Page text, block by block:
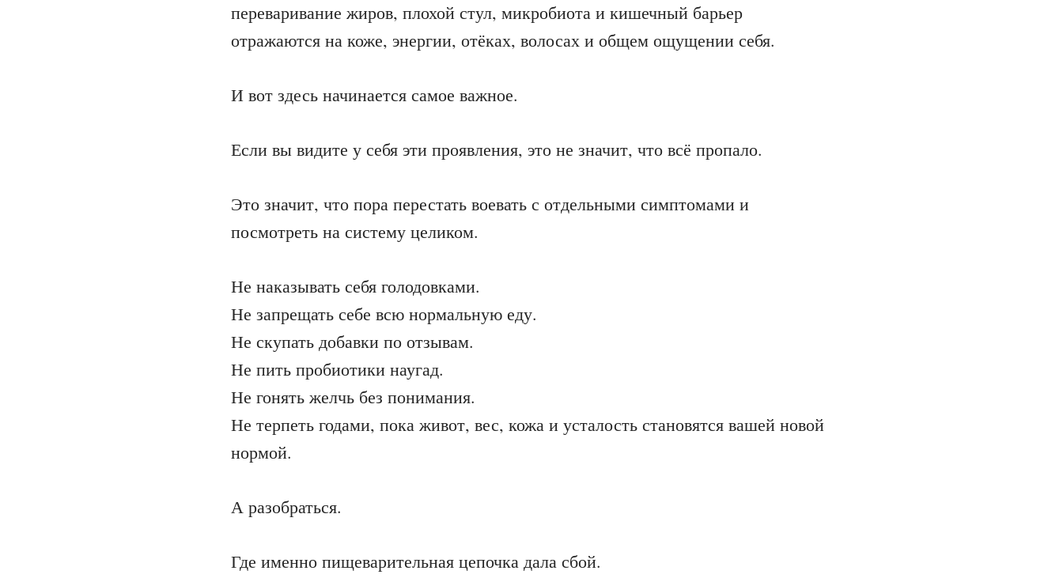
переваривание жиров, плохой стул, микробиота и кишечный барьер
отражаются на коже, энергии, отёках, волосах и общем ощущении себя.
И вот здесь начинается самое важное.
Если вы видите у себя эти проявления, это не значит, что всё пропало.
Это значит, что пора перестать воевать с отдельными симптомами и
посмотреть на систему целиком.
Не наказывать себя голодовками.
Не запрещать себе всю нормальную еду.
Не скупать добавки по отзывам.
Не пить пробиотики наугад.
Не гонять желчь без понимания.
Не терпеть годами, пока живот, вес, кожа и усталость становятся вашей новой
нормой.
А разобраться.
Где именно пищеварительная цепочка дала сбой.